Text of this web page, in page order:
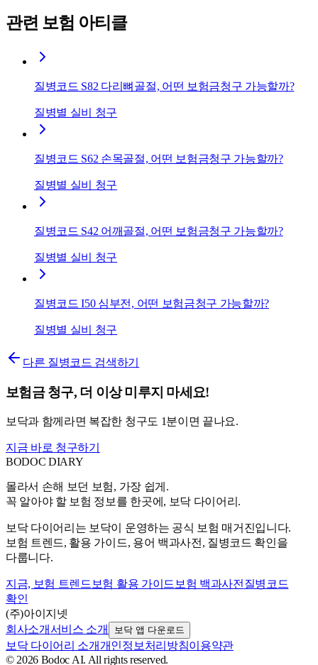
관련 보험 아티클
질병코드 S82 다리뼈골절, 어떤 보험금청구 가능할까?
질병별 실비 청구
질병코드 S62 손목골절, 어떤 보험금청구 가능할까?
질병별 실비 청구
질병코드 S42 어깨골절, 어떤 보험금청구 가능할까?
질병별 실비 청구
질병코드 I50 심부전, 어떤 보험금청구 가능할까?
질병별 실비 청구
다른 질병코드 검색하기
보험금 청구, 더 이상 미루지 마세요!
보닥과 함께라면 복잡한 청구도 1분이면 끝나요.
지금 바로 청구하기
BODOCDIARY
몰라서 손해 보던 보험, 가장 쉽게.
꼭 알아야 할 보험 정보를 한곳에, 보닥 다이어리.
보닥 다이어리는 보닥이 운영하는 공식 보험 매거진입니다.
보험 트렌드, 활용 가이드, 용어 백과사전, 질병코드 확인을
다룹니다.
지금, 보험 트렌드 보험 활용 가이드 보험 백과사전 질병코드
확인
(주)아이지넷
회사소개서비스 소개 보닥 앱 다운로드
보닥 다이어리 소개개인정보처리방침이용약관
© 2026 Bodoc AI. All rights reserved.